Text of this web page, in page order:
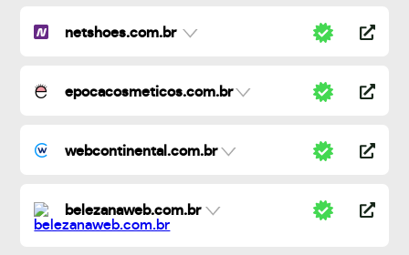
netshoes.com.br
epocacosmeticos.com.br
webcontinental.com.br
belezanaweb.com.br